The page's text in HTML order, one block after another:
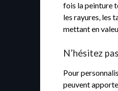
fois la peinture
les rayures, les
mettant en
N’hésitez
Pour
peuvent